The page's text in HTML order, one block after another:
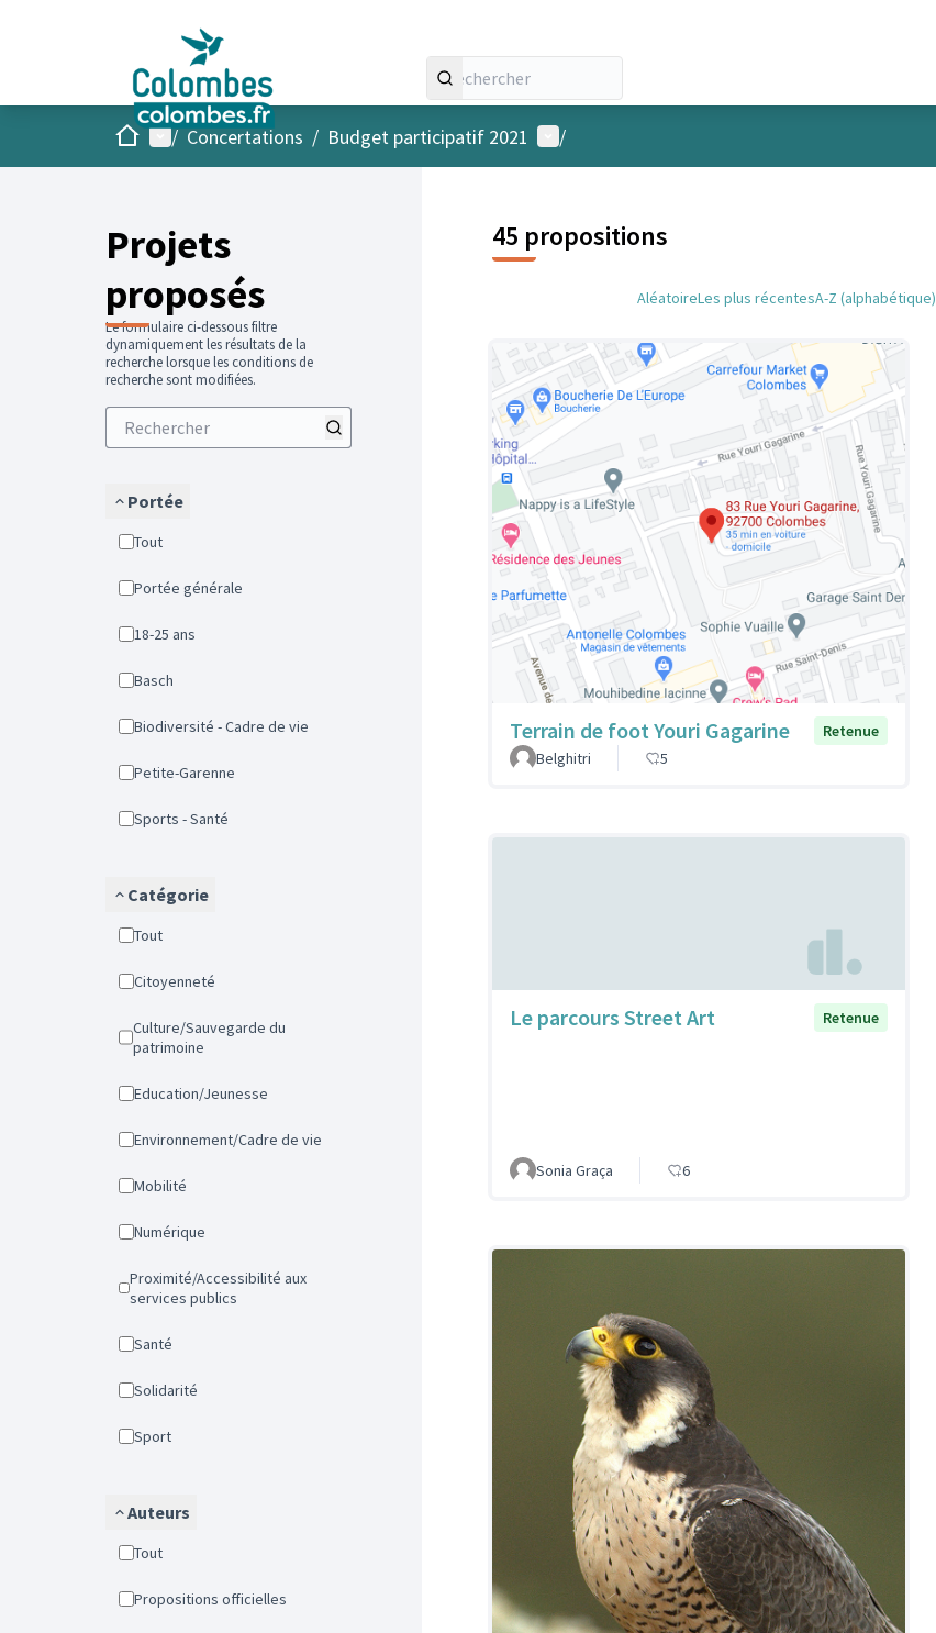
AccueilMenu principal
/ Concertations / Budget participatif 2021 Menu utilisateur
/
Projets
proposés
Le formulaire ci-dessous filtre
dynamiquement les résultats de la
recherche lorsque les conditions de
recherche sont modifiées.
Portée
Tout
Portée générale
18-25 ans
Basch
Biodiversité - Cadre de vie
Petite-Garenne
Sports - Santé
Catégorie
Tout
Citoyenneté
Culture/Sauvegarde du
patrimoine
Education/Jeunesse
Environnement/Cadre de vie
Mobilité
Numérique
Proximité/Accessibilité aux
services publics
Santé
Solidarité
Sport
Auteurs
Tout
Propositions officielles
45 propositions
AléatoireLes plus récentesA-Z (alphabétique)
Terrain de foot Youri Gagarine
Retenue
Belghitri
5
Le parcours Street Art Retenue
Sonia Graça 6